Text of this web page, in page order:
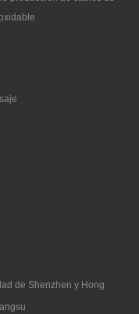
de Shenzhen y Hong